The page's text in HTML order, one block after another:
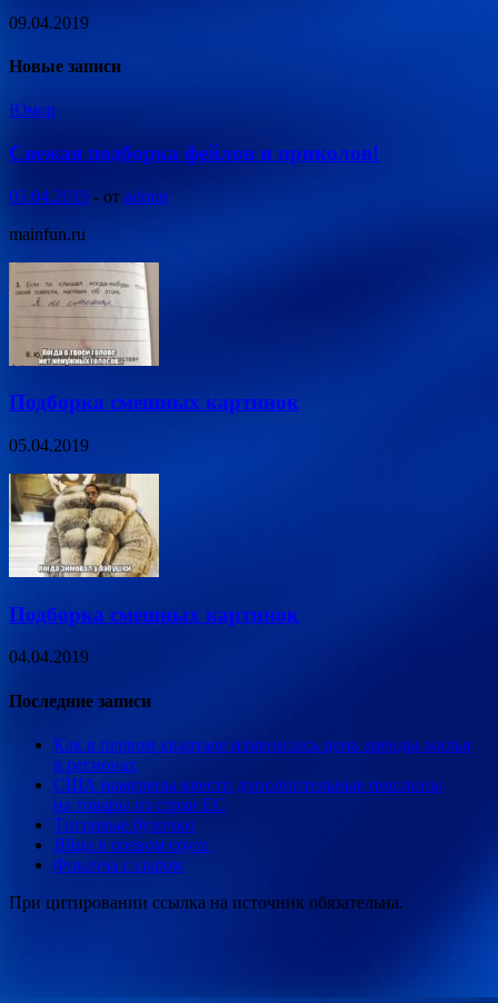
09.04.2019
Новые записи
Юмор
Свежая подборка фейлов и приколов!
05.04.2019 - от admin
mainfun.ru
Подборка смешных картинок
05.04.2019
Подборка смешных картинок
04.04.2019
Последние записи
Как в первом квартале изменилась цена аренды жилья
в регионах
США намерены ввести дополнительные пошлины
на товары из стран ЕС
Тигровые булочки
Яйца в соевом соусе
Фокачча с сыром
При цитировании ссылка на источник обязательна.